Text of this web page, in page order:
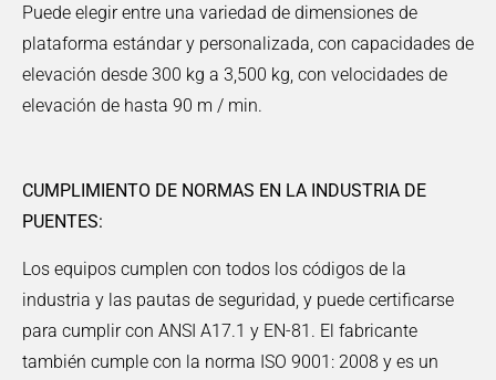
Puede elegir entre una variedad de dimensiones de
plataforma estándar y personalizada, con capacidades de
elevación desde 300 kg a 3,500 kg, con velocidades de
elevación de hasta 90 m / min.
CUMPLIMIENTO DE NORMAS EN LA INDUSTRIA DE
PUENTES:
Los equipos cumplen con todos los códigos de la
industria y las pautas de seguridad, y puede certificarse
para cumplir con ANSI A17.1 y EN-81. El fabricante
también cumple con la norma ISO 9001: 2008 y es un